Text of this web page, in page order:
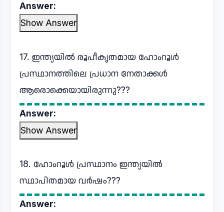
Answer:
Show Answer
17. ഇന്ത്യയിൽ രൂപീകൃതമായ ഹോംറൂൾ
പ്രസ്ഥാനത്തിലെ പ്രധാന നേതാക്കൾ
ആരൊക്കെയായിരുന്നു???
Answer:
Show Answer
18. ഹോംറൂൾ പ്രസ്ഥാനം ഇന്ത്യയിൽ
സ്ഥാപിതമായ വർഷം???
Answer: